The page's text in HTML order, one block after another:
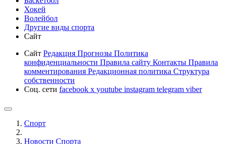
Хокей
Волейбол
Другие виды спорта
Сайт
Сайт Редакция Прогнозы Политика
конфиденциальности Правила сайту Контакты Правила
комментирования Редакционная политика Структура
собственности
Соц. сети facebook x youtube instagram telegram viber
Спорт
Новости Cпорта